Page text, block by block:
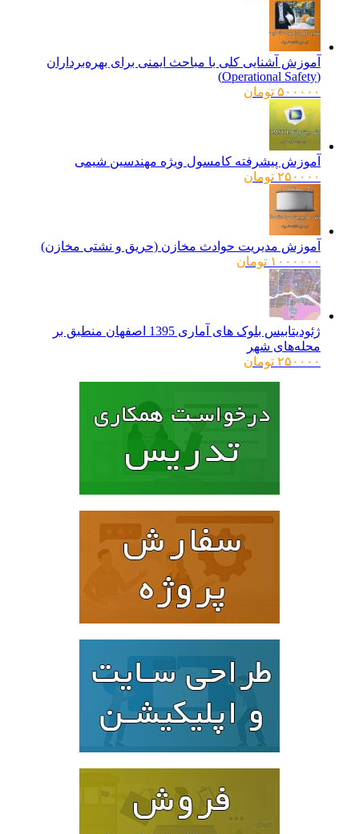
آموزش آشنایی کلی با مباحث ایمنی برای بهره‌برداران
۵۰۰۰۰۰ تومان
آموزش پیشرفته کامسول ویژه مهندسین شیمی
۲۵۰۰۰۰ تومان
آموزش مدیریت حوادث مخازن (حریق و نشتی مخازن)
۱۰۰۰۰۰۰ تومان
ژئودیتابیس بلوک های آماری 1395 اصفهان منطبق بر
محله‌های شهر
۲۵۰۰۰۰ تومان